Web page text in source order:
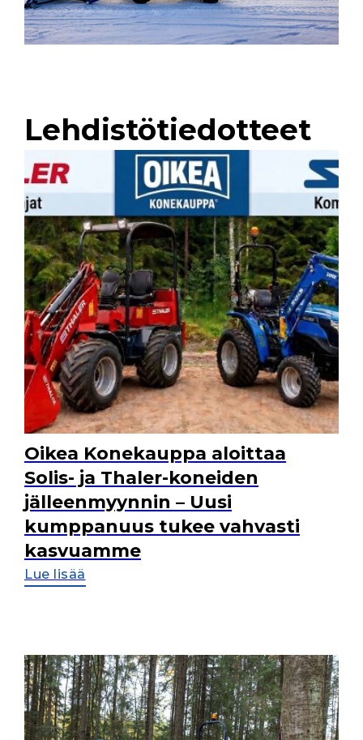
Lehdistötiedotteet
Oikea Konekauppa aloittaa
Solis- ja Thaler-koneiden
jälleenmyynnin – Uusi
kumppanuus tukee vahvasti
kasvuamme
Lue lisää